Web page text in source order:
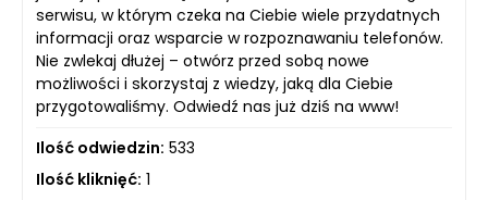
serwisu, w którym czeka na Ciebie wiele przydatnych
informacji oraz wsparcie w rozpoznawaniu telefonów.
Nie zwlekaj dłużej – otwórz przed sobą nowe
możliwości i skorzystaj z wiedzy, jaką dla Ciebie
przygotowaliśmy. Odwiedź nas już dziś na www!
Ilość odwiedzin: 533
Ilość kliknięć: 1